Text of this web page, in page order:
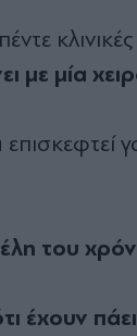
πέντε
με μία
του
έχουν